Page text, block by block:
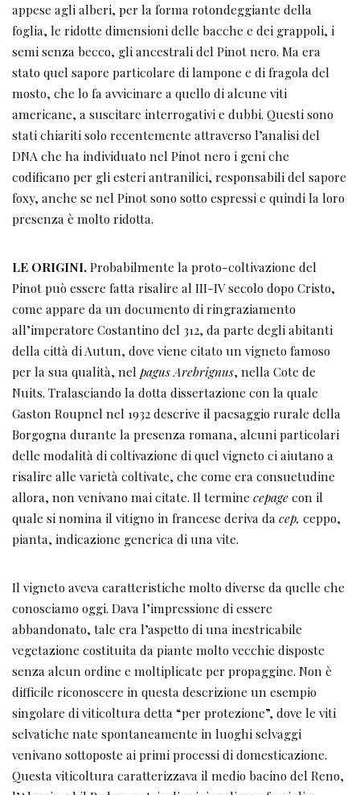
appese agli alberi, per la forma rotondeggiante della
foglia, le ridotte dimensioni delle bacche e dei grappoli, i
semi senza becco, gli ancestrali del Pinot nero. Ma era
stato quel sapore particolare di lampone e di fragola del
mosto, che lo fa avvicinare a quello di alcune viti
americane, a suscitare interrogativi e dubbi. Questi sono
stati chiariti solo recentemente attraverso l’analisi del
DNA che ha individuato nel Pinot nero i geni che
codificano per gli esteri antranilici, responsabili del sapore
foxy, anche se nel Pinot sono sotto espressi e quindi la loro
presenza è molto ridotta.
LE ORIGINI.Probabilmente la proto-coltivazione del
Pinot può essere fatta risalire al III-IV secolo dopo Cristo,
come appare da un documento di ringraziamento
all’imperatore Costantino del 312, da parte degli abitanti
della città di Autun, dove viene citato un vigneto famoso
per la sua qualità, nel pagus Arebrignus, nella Cote de
Nuits. Tralasciando la dotta dissertazione con la quale
Gaston Roupnel nel 1932 descrive il paesaggio rurale della
Borgogna durante la presenza romana, alcuni particolari
delle modalità di coltivazione di quel vigneto ci aiutano a
risalire alle varietà coltivate, che come era consuetudine
allora, non venivano mai citate. Il termine cepagecon il
quale si nomina il vitigno in francese deriva dacep, ceppo,
pianta, indicazione generica di una vite.
Il vigneto aveva caratteristiche molto diverse da quelle che
conosciamo oggi. Dava l’impressione di essere
abbandonato, tale era l’aspetto di una inestricabile
vegetazione costituita da piante molto vecchie disposte
senza alcun ordine e moltiplicate per propaggine. Non è
difficile riconoscere in questa descrizione un esempio
singolare di viticoltura detta “per protezione”, dove le viti
selvatiche nate spontaneamente in luoghi selvaggi
venivano sottoposte ai primi processi di domesticazione.
Questa viticoltura caratterizzava il medio bacino del Reno,